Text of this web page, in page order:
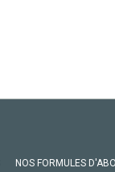
NOS FORMULES